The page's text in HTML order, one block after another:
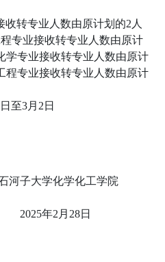
转专业人数由原计划的2人
专业接收转专业人数由原计
学专业接收转专业人数由原计
程专业接收转专业人数由原计
至3月2日
学化工学院
28日